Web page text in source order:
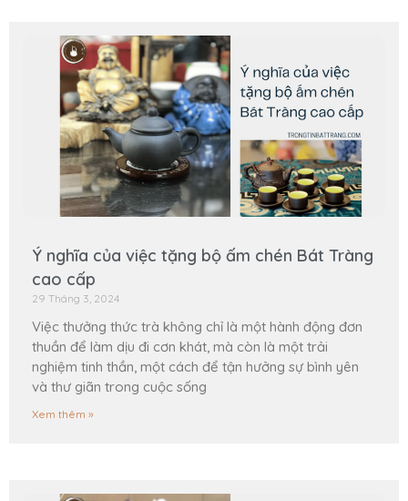
Ý nghĩa của việc tặng bộ ấm chén Bát Tràng
cao cấp
29 Tháng 3, 2024
Việc thưởng thức trà không chỉ là một hành động đơn
thuần để làm dịu đi cơn khát, mà còn là một trải
nghiệm tinh thần, một cách để tận hưởng sự bình yên
và thư giãn trong cuộc sống
Xem thêm »